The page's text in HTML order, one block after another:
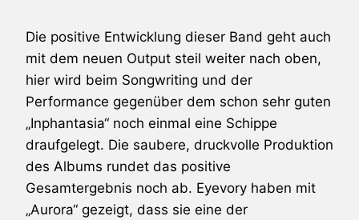
Die positive Entwicklung dieser Band geht auch
mit dem neuen Output steil weiter nach oben,
hier wird beim Songwriting und der
Performance gegenüber dem schon sehr guten
„Inphantasia“ noch einmal eine Schippe
draufgelegt. Die saubere, druckvolle Produktion
des Albums rundet das positive
Gesamtergebnis noch ab. Eyevory haben mit
„Aurora“ gezeigt, dass sie eine der